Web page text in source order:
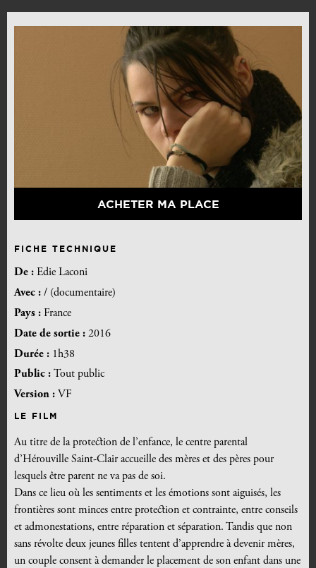
ACHETER MA PLACE
FICHE TECHNIQUE
De : Edie Laconi
Avec : / (documentaire)
Pays : France
Date de sortie : 2016
Durée : 1h38
Public : Tout public
Version : VF
LE FILM
Au titre de la protection de l’enfance, le centre parental
d’Hérouville Saint-Clair accueille des mères et des pères pour
lesquels être parent ne va pas de soi.
Dans ce lieu où les sentiments et les émotions sont aiguisés, les
frontières sont minces entre protection et contrainte, entre conseils
et admonestations, entre réparation et séparation. Tandis que non
sans révolte deux jeunes filles tentent d’apprendre à devenir mères,
un couple consent à demander le placement de son enfant dans une